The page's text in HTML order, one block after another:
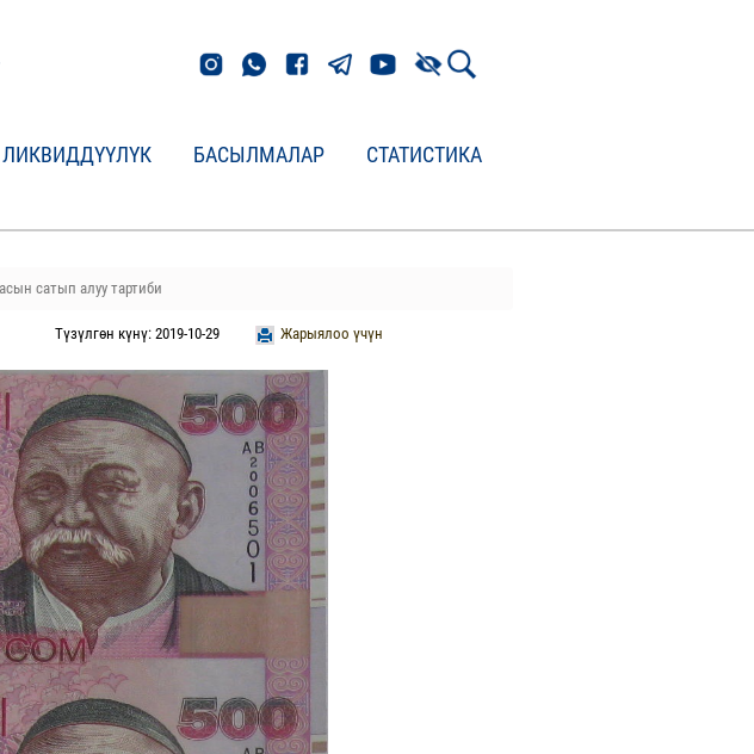
БАСЫЛМАЛАР
СТАТИСТИКА
сатып алуу тартиби
Жарыялоо үчүн
Түзүлгөн күнү: 2019-10-29